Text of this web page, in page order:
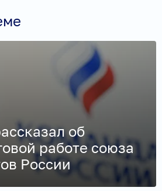
об
работе союза
России